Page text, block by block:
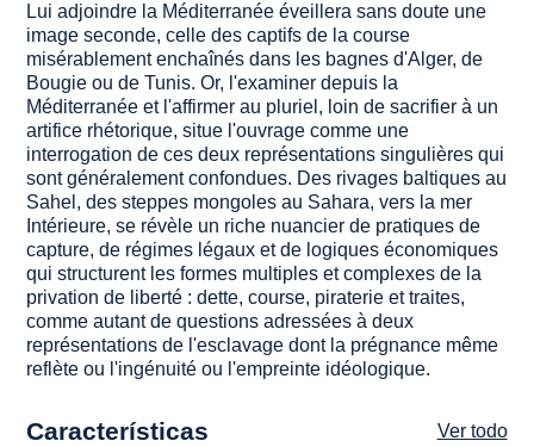
Lui adjoindre la Méditerranée éveillera sans doute une
image seconde, celle des captifs de la course
misérablement enchaînés dans les bagnes d'Alger, de
Bougie ou de Tunis. Or, l'examiner depuis la
Méditerranée et l'affirmer au pluriel, loin de sacrifier à un
artifice rhétorique, situe l'ouvrage comme une
interrogation de ces deux représentations singulières qui
sont généralement confondues. Des rivages baltiques au
Sahel, des steppes mongoles au Sahara, vers la mer
Intérieure, se révèle un riche nuancier de pratiques de
capture, de régimes légaux et de logiques économiques
qui structurent les formes multiples et complexes de la
privation de liberté : dette, course, piraterie et traites,
comme autant de questions adressées à deux
représentations de l'esclavage dont la prégnance même
reflète ou l'ingénuité ou l'empreinte idéologique.
Características Ver todo